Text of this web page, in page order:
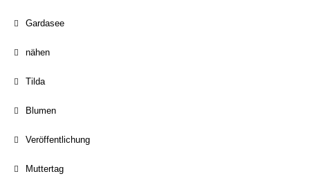
Gardasee
nähen
Tilda
Blumen
Veröffentlichung
Muttertag